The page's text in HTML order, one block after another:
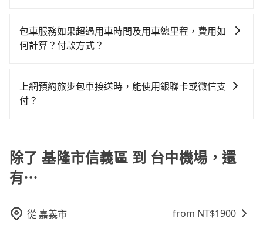
用。
性和服務質量無法保障，需要自行承擔風險，遇到狀況
事後也無法申訴退費。
車前一日凌晨6點前取消均可無條件全額退費的承諾，讓
您的旅程能更有彈性及保障。
方式： 公車或客運：乘坐公車或客運到達或離開火車
站，相對便宜經濟。 計程車：乘坐計程車到達或離開火
開火車站，是最便利的，無需與人共乘、快速抵達。
包車服務如果超過用車時間及用車總里程，費用如
何計算？付款方式？
定的用車時間，每小時會加收1000元的費用；若超過預
定的里程數，每10公里加收150元的費用。這些額外費
上網預約旅步包車接送時，能使用銀聯卡或微信支
付？
除了 基隆市信義區 到 台中機場，還
有⋯
從 嘉義市 from NT$1900